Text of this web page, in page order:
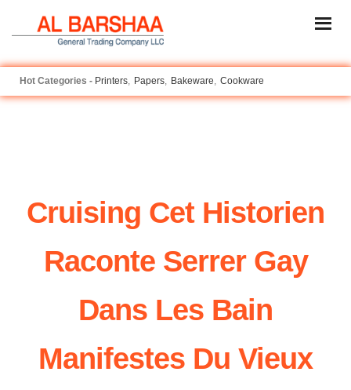
Printers Papers Bakeware Cookware
Cruising Cet Historien
Raconte Serrer Gay
Dans Les Bain
Manifestes Du Vieux